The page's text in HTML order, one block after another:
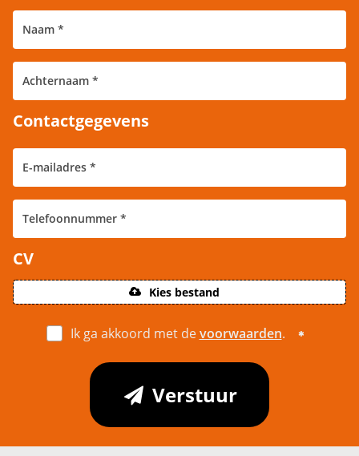
Contactgegevens
CV
Kies bestand
Ik ga akkoord met devoorwaarden.
Verstuur